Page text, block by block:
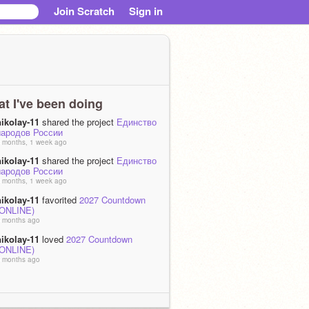
Join Scratch Sign in
I've been doing
11 shared the project Единство
России
months, 1 week ago
11 shared the project Единство
России
months, 1 week ago
11 favorited 2027 Countdown
months ago
11 loved 2027 Countdown
months ago